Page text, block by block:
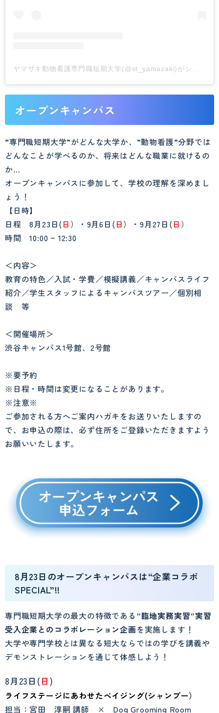
オープンキャンパス
”専門職短期大学”がどんな大学か、”動物看護”分野では
どんなことが学べるのか、将来はどんな職業に就けるの
か…
オープンキャンパスに参加して、学校の理解を深めまし
ょう！
【日時】
日程 8月23日(日 ）・9月6日(日）・9月27日(日 ）
時間 10:00 ~ 12:30
＜内容＞
教育の特色／入試・学費／模擬講義／キャンパスライフ
紹介／学生スタッフによるキャンパスツアー／個別相
談 等
＜開催場所＞
渋谷キャンパス1号館、2号館
※要予約
※日程・時間は変更になることがあります。
※注意※
ご参加される方へご案内ハガキをお送りいたしますの
で、お申込の際は、必ず住所をご登録いただきますよう
お願いいたします。
8月23日のオープンキャンパスは“企業コラボ
SPECIAL”!!
専門職短期大学の最大の特徴である ”臨地実務実習”実習
受入企業とのコラボレーション企画を実施します！
大学や専門学校とは異なる短大ならではの学びを講義や
デモンストレーションを通じて体感しよう！
8月23日( 日 )
ライフステージにあわせたベイジング(シャンプー）
担当：宮田 淳嗣 講師 × Dog Grooming Room